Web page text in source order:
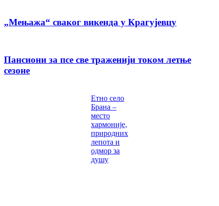
„Мењажа“ сваког викенда у Крагујевцу
Пансиони за псе све траженији током летње
сезоне
Етно село
Брана –
место
хармоније,
природних
лепота и
одмор за
душу